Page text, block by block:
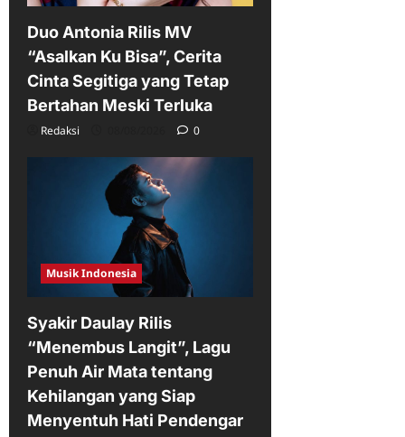
Duo Antonia Rilis MV
“Asalkan Ku Bisa”, Cerita
Cinta Segitiga yang Tetap
Bertahan Meski Terluka
Redaksi 0
Musik Indonesia
Syakir Daulay Rilis
“Menembus Langit”, Lagu
Penuh Air Mata tentang
Kehilangan yang Siap
Menyentuh Hati Pendengar